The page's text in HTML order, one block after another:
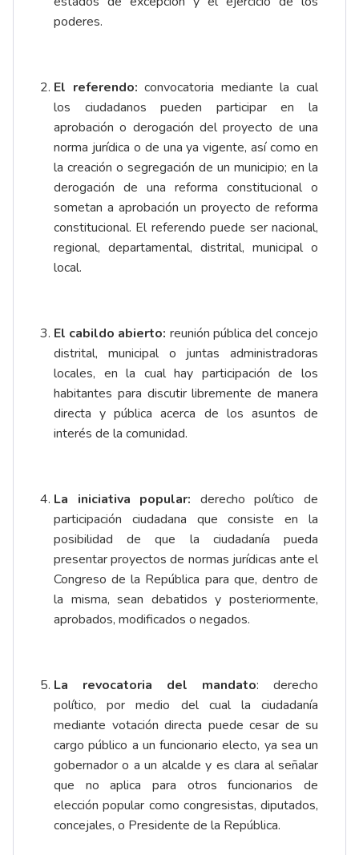
poderes.
El referendo:convocatoria mediante la cual
los ciudadanos pueden participar en la
aprobación o derogación del proyecto de una
norma jurídica o de una ya vigente, así como en
la creación o segregación de un municipio; en la
derogación de una reforma constitucional o
sometan a aprobación un proyecto de reforma
constitucional. El referendo puede ser nacional,
regional, departamental, distrital, municipal o
local.
El cabildo abierto: reunión pública del concejo
distrital, municipal o juntas administradoras
locales, en la cual hay participación de los
habitantes para discutir libremente de manera
directa y pública acerca de los asuntos de
interés de la comunidad.
La iniciativa popular: derecho político de
participación ciudadana que consiste en la
posibilidad de que la ciudadanía pueda
presentar proyectos de normas jurídicas ante el
Congreso de la República para que, dentro de
la misma, sean debatidos y posteriormente,
aprobados, modificados o negados.
La revocatoria del mandato: derecho
político, por medio del cual la ciudadanía
mediante votación directa puede cesar de su
cargo público a un funcionario electo, ya sea un
gobernador o a un alcalde y es clara al señalar
que no aplica para otros funcionarios de
elección popular como congresistas, diputados,
concejales, o Presidente de la República.